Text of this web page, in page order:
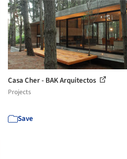
Casa Cher - BAK Arquitectos
Projects
Save